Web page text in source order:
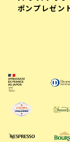
ポンプレゼン